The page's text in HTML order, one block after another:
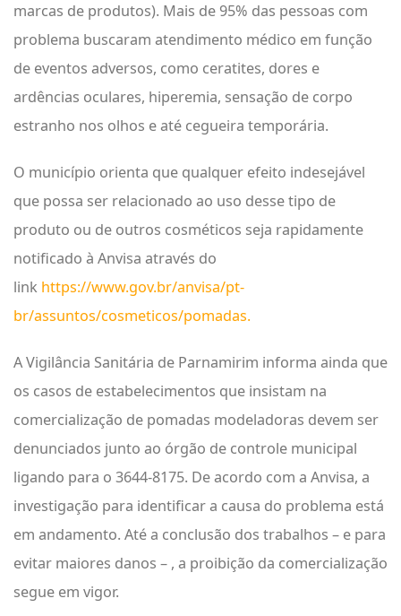
marcas de produtos). Mais de 95% das pessoas com
problema buscaram atendimento médico em função
de eventos adversos, como ceratites, dores e
ardências oculares, hiperemia, sensação de corpo
estranho nos olhos e até cegueira temporária.
O município orienta que qualquer efeito indesejável
que possa ser relacionado ao uso desse tipo de
produto ou de outros cosméticos seja rapidamente
notificado à Anvisa através do
link https://www.gov.br/anvisa/pt-
br/assuntos/cosmeticos/pomadas.
A Vigilância Sanitária de Parnamirim informa ainda que
os casos de estabelecimentos que insistam na
comercialização de pomadas modeladoras devem ser
denunciados junto ao órgão de controle municipal
ligando para o 3644-8175. De acordo com a Anvisa, a
investigação para identificar a causa do problema está
em andamento. Até a conclusão dos trabalhos – e para
evitar maiores danos – , a proibição da comercialização
segue em vigor.